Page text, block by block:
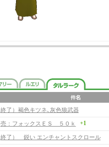
終了）褐色キツネ､灰色狼武器
売：フォックスＥＳ ５０ｋ
+1
終了） 鋭い エンチャントスクロール